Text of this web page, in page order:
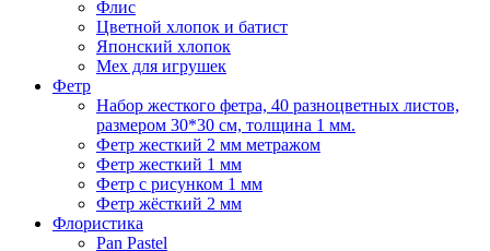
Флис
Цветной хлопок и батист
Японский хлопок
Мех для игрушек
Фетр
Набор жесткого фетра, 40 разноцветных листов,
размером 30*30 см, толщина 1 мм.
Фетр жесткий 2 мм метражом
Фетр жесткий 1 мм
Фетр с рисунком 1 мм
Фетр жёсткий 2 мм
Флористика
Pan Pastel